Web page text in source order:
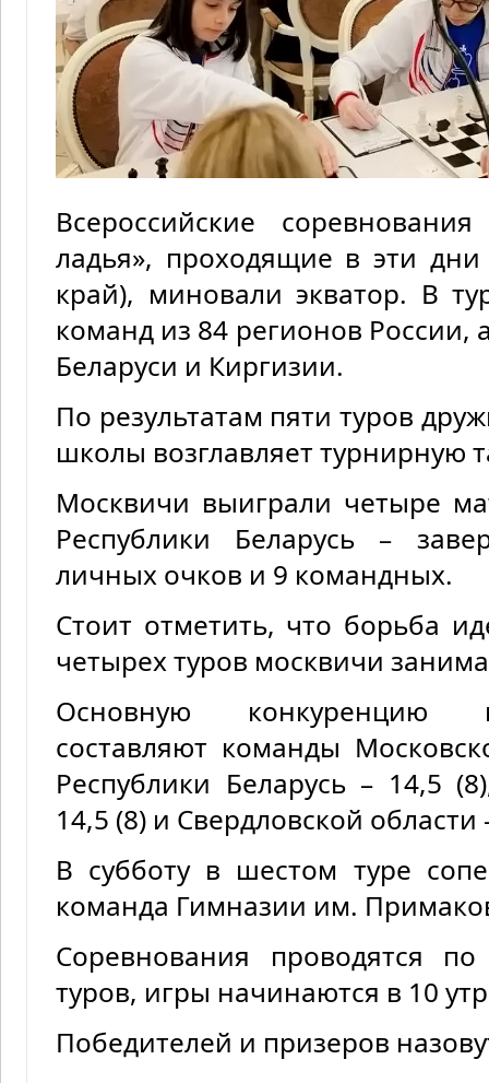
Всероссийские
ладья», проходящие в эти
край), миновали экватор. В
команд из 84 регионов
Беларуси и Киргизии.
По результатам пяти туров
школы возглавляет турнирную
Москвичи выиграли четыре
Республики Беларусь –
личных очков и 9 командных.
Стоит отметить, что борьба
четырех туров москвичи
Основную конкуренцию
составляют команды
Республики Беларусь – 14,5
14,5 (8) и Свердловской области
В субботу в шестом туре
команда Гимназии им.
Соревнования проводятся
туров, игры начинаются в 10
Победителей и призеров